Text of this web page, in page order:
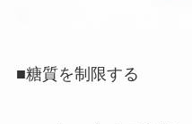
■糖質を制限する